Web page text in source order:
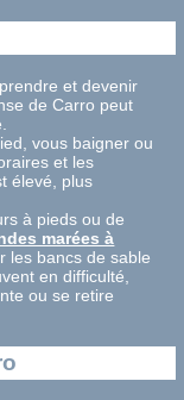
et devenir
de Carro peut
vous baigner ou
et les
élevé, plus
à pieds ou de
marées à
les bancs de sable
en difficulté,
ou se retire